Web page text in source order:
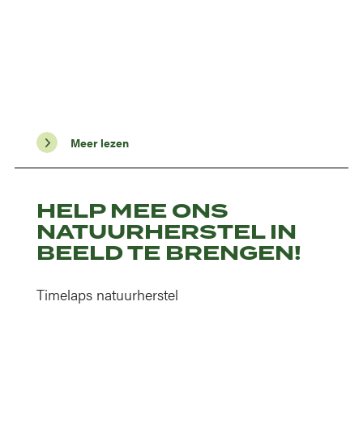
Meer lezen
HELP MEE ONS
NATUURHERSTEL IN
BEELD TE BRENGEN!
Timelaps natuurherstel